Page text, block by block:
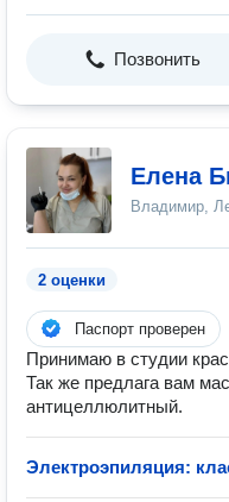
Позвонить
Елена
Владимир,
2 оценки
Паспорт проверен
Принимаю в студии
Так же предлага вам
антицеллюлитный.
Электроэпиляция: